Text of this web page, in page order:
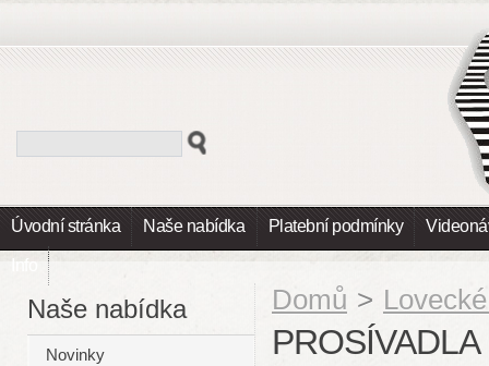
Úvodní stránka Naše nabídka Platební podmínky
Info
Domů >
PROSÍVADLA
Naše nabídka
Novinky